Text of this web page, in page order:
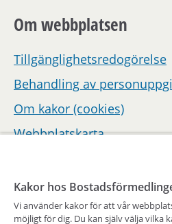
Om webbplatsen
Tillgänglighetsredogörelse
Behandling av
Om kakor (cookies)
Webbplatskarta
Kakor hos
Vi använder kakor för att vår
möjligt för dig. Du kan själv välja vilka